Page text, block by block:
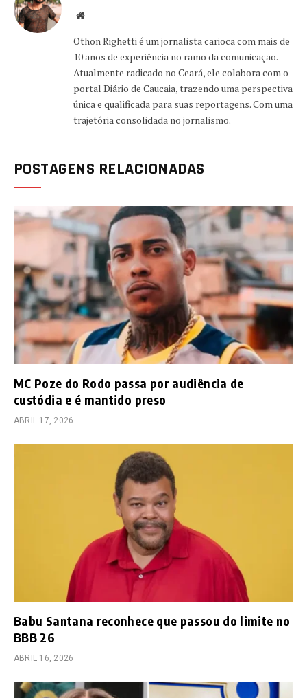
Website
Othon Righetti é um jornalista carioca com mais de
10 anos de experiência no ramo da comunicação.
Atualmente radicado no Ceará, ele colabora com o
portal Diário de Caucaia, trazendo uma perspectiva
única e qualificada para suas reportagens. Com uma
trajetória consolidada no jornalismo.
POSTAGENS RELACIONADAS
MC Poze do Rodo passa por audiência de
custódia e é mantido preso
ABRIL 17, 2026
Babu Santana reconhece que passou do limite no
BBB 26
ABRIL 16, 2026